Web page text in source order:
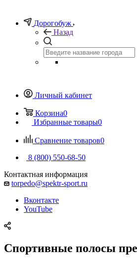
Дорогобуж
Назад
Личный кабинет
Корзина0
Избранные товары0
Сравнение товаров0
8 (800) 550-68-50
Контактная информация
torpedo@spektr-sport.ru
Вконтакте
YouTube
Спортивные полосы